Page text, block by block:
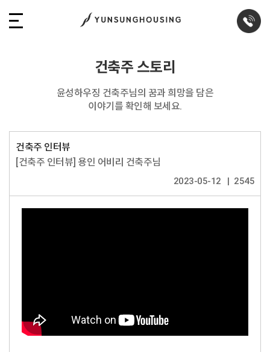
건축주 스토리
윤성하우징 건축주님의 꿈과 희망을 담은
이야기를 확인해 보세요.
건축주 인터뷰
[건축주 인터뷰] 용인 어비리 건축주님
2023-05-12 2545